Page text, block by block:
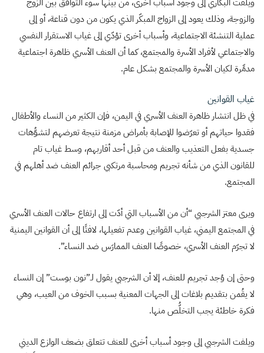
والزوجة، وذلك يعود إلى الزواج المبكّر الذي يكون من دون قناعة، أو إلى
عملية التنشئة الاجتماعية، وأسباب أخرى تؤدّي إلى غياب الاستقرار النفسي
والاجتماعي لأفراد الأسرة والمجتمع، كما أن العنف الأسري ظاهرة اجتماعية
مدمِّرة لكيان الأسرة والمجتمع بشكل عام.
غياب القوانين
في ظل انتشار ظاهرة العنف الأسري في اليمن، فإن الكثير من النساء والأطفال
فقدوا حياتهم أو تعرّضوا للإصابة بأمراض مزمنة نتيجة تعرضهم لتشوُّهات
جسدية بفعل التعذيب والعنف من قبل أحد أقاربهم، وسط غياب تام
للقانون الذي من شأنه تجريم ومحاسبة مرتكبي جرائم العنف ضد أهلهم في
المجتمع.
ويرى معتز الشرجبي “أن من الأسباب التي أدّت إلى ارتفاع حالات العنف الأسري
في المجتمع اليمني، غياب القوانين وعدم تفعيلها، لافتًا إلى أن القوانين اليمنية
لا تجرّم العنف الأسري، خصوصًا العنف الممارَس ضد النساء”.
وحتى إن وُجد تجريم للعنف، إلا أن الشرجبي يقول لـ”نون بوست” إن النساء
لا يقُمن بتقديم بلاغات إلى الجهات المعنية بسبب الخوف من العيب، وهي
فكرة خاطئة يجب التخلُّص منها.
ويلفت الشرجبي إلى وجود أسباب أخرى للعنف تتعلق بضعف الوازع الديني